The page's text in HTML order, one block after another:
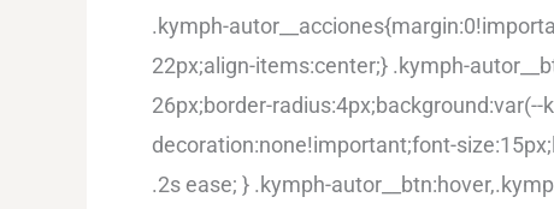
.kymph-
22px;align-items:center;} .kymph-
26px;border-
decoration:none!important;font-
.2s ease; } .kymph-